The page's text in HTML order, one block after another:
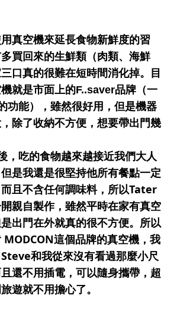
真空機來延長食物新鮮度的習
買回來的生鮮類（肉類、海鮮
三口真的很難在短時間消化掉。目
就是市面上的F..saver品牌（一
功能），雖然很好用，但是機器
除了收納不方便，想要帶出門幾
，吃的食物越來越接近我們大人
是我還是很堅持他所有餐點一定
且不含任何調味料，所以Tater
親自製作，雖然平時在家有真空
出門在外就真的很不方便。所以
MODCON這個品牌的真空機，我
和我從來沒有看過那麼小尺
還不用插電，可以隨身攜帶，超
遊就不用擔心了。